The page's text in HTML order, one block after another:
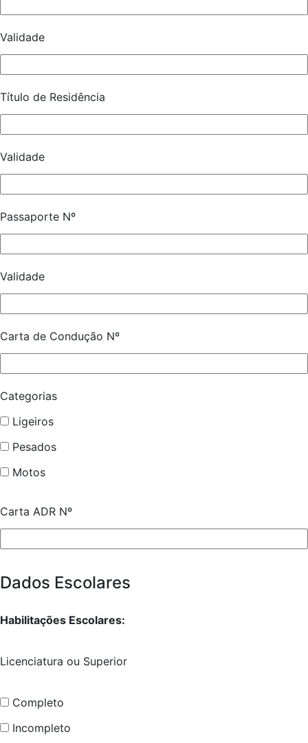
Validade
Título de Residência
Validade
Passaporte Nº
Validade
Carta de Condução Nº
Categorias
Ligeiros
Pesados
Motos
Carta ADR Nº
Dados Escolares
Habilitações Escolares:
Licenciatura ou Superior
Completo
Incompleto